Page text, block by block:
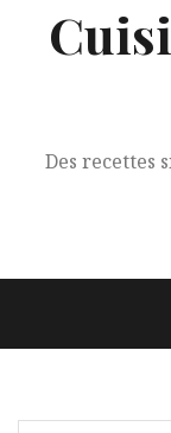
Des recettes